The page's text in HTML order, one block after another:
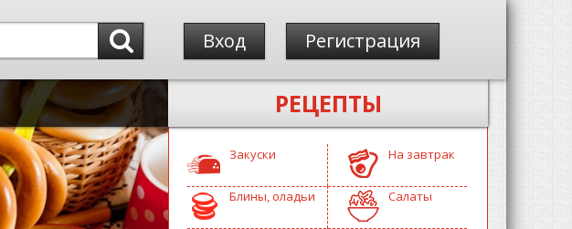
Вход Регистрация
РЕЦЕПТЫ
Закуски На завтрак
Блины, оладьи Салаты